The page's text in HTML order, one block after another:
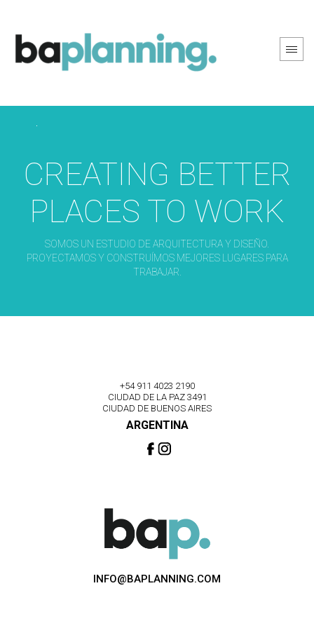
CREATING BETTER
PLACES TO WORK
SOMOS UN ESTUDIO DE ARQUITECTURA Y DISEÑO.
PROYECTAMOS Y CONSTRUÍMOS MEJORES LUGARES PARA
TRABAJAR.
+54 911 4023 2190
CIUDAD DE LA PAZ 3491
CIUDAD DE BUENOS AIRES
ARGENTINA
INFO@BAPLANNING.COM